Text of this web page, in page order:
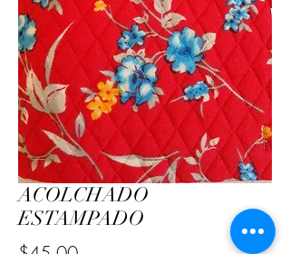
ACOLCHADO
ESTAMPADO